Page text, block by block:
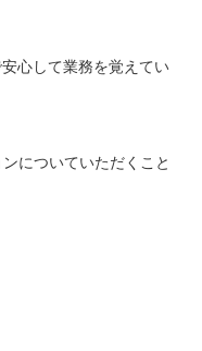
心して業務を覚えてい
についていただくこと